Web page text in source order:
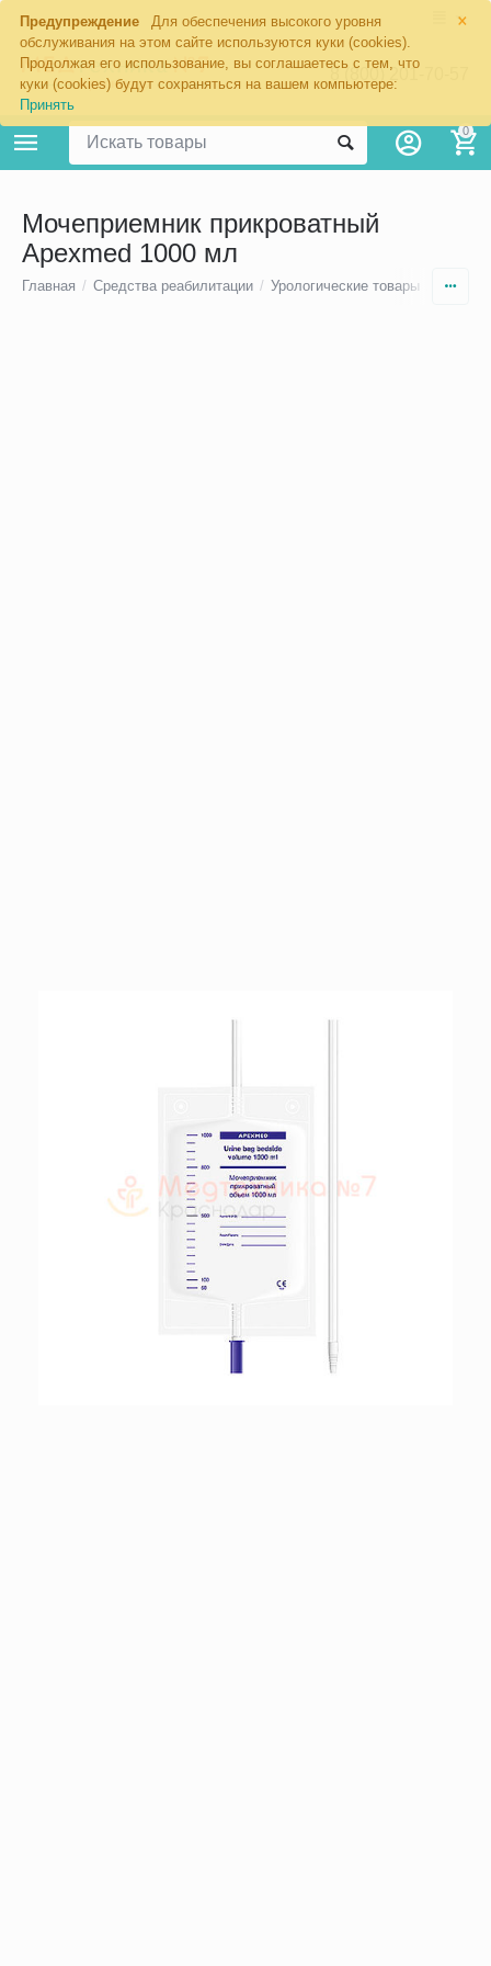
×
Предупреждение
Для обеспечения высокого уровня
обслуживания на этом сайте используются куки (cookies).
Продолжая его использование, вы соглашаетесь с тем, что
куки (cookies) будут сохраняться на вашем компьютере:
Принять
8 (800) 201-70-57
0
Мочеприемник прикроватный
Apexmed 1000 мл
Главная / Средства реабилитации / Урологические товары